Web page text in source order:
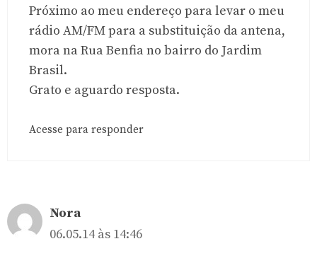
Próximo ao meu endereço para levar o meu
rádio AM/FM para a substituição da antena,
mora na Rua Benfia no bairro do Jardim
Brasil.
Grato e aguardo resposta.
Acesse para responder
Nora
06.05.14 às 14:46